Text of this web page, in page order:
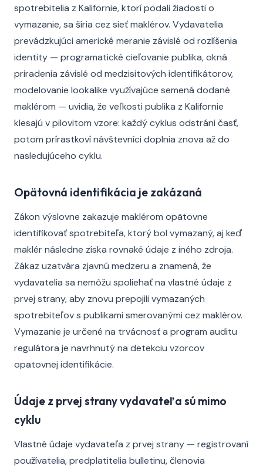
spotrebitelia z Kalifornie, ktorí podali žiadosti o
vymazanie, sa šíria cez sieť maklérov. Vydavatelia
prevádzkujúci americké meranie závislé od rozlíšenia
identity — programatické cieľovanie publika, okná
priradenia závislé od medzisitových identifikátorov,
modelovanie lookalike využívajúce semená dodané
maklérom — uvidia, že veľkosti publika z Kalifornie
klesajú v pilovitom vzore: každý cyklus odstráni časť,
potom prírastkoví návštevníci doplnia znova až do
nasledujúceho cyklu.
Opätovná identifikácia je zakázaná
Zákon výslovne zakazuje maklérom opätovne
identifikovať spotrebiteľa, ktorý bol vymazaný, aj keď
maklér následne získa rovnaké údaje z iného zdroja.
Zákaz uzatvára zjavnú medzeru a znamená, že
vydavatelia sa nemôžu spoliehať na vlastné údaje z
prvej strany, aby znovu prepojili vymazaných
spotrebiteľov s publikami smerovanými cez maklérov.
Vymazanie je určené na trvácnosť a program auditu
regulátora je navrhnutý na detekciu vzorcov
opätovnej identifikácie.
Údaje z prvej strany vydavateľa sú mimo
cyklu
Vlastné údaje vydavateľa z prvej strany — registrovaní
používatelia, predplatitelia bulletinu, členovia